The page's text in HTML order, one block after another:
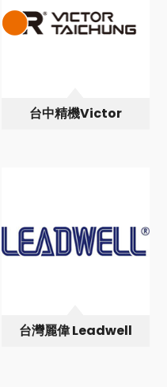
台中精機Victor
台灣麗偉 Leadwell